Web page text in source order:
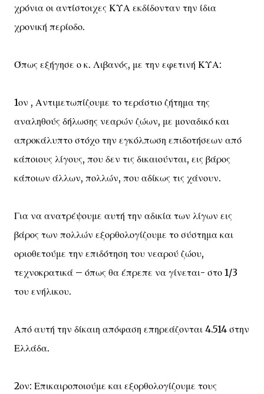
χρόνια οι αντίστοιχες ΚΥΑ εκδίδονταν την ίδια
χρονική περίοδο.
Όπως εξήγησε ο κ. Λιβανός, με την εφετινή ΚΥΑ:
1ον , Αντιμετωπίζουμε το τεράστιο ζήτημα της
αναληθούς δήλωσης νεαρών ζώων, με μοναδικό και
απροκάλυπτο στόχο την εγκόλπωση επιδοτήσεων από
κάποιους λίγους, που δεν τις δικαιούνται, εις βάρος
κάποιων άλλων, πολλών, που αδίκως τις χάνουν.
Για να ανατρέψουμε αυτή την αδικία των λίγων εις
βάρος των πολλών εξορθολογίζουμε το σύστημα και
οριοθετούμε την επιδότηση του νεαρού ζώου,
τεχνοκρατικά – όπως θα έπρεπε να γίνεται- στο 1/3
του ενήλικου.
Από αυτή την δίκαιη απόφαση επηρεάζονται 4.514 στην
Ελλάδα.
2ον: Επικαιροποιούμε και εξορθολογίζουμε τους